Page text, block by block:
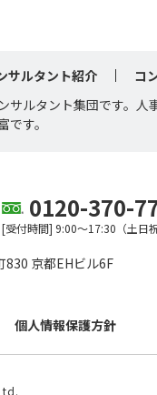
サルタント紹介 コ
ルタント集団です。人
す。
0120-370-
[受付時間] 9:00～17:30（土日祝
京都EHビル6F
個人情報保護方針